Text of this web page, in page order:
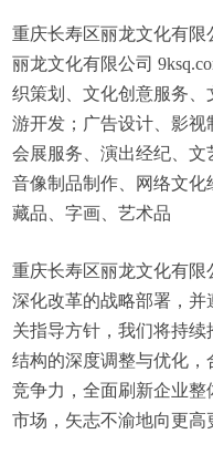
重庆长寿区丽龙文化有
丽龙文化有限公司
织策划、文化创意服务
游开发；广告设计、影视
会展服务、演出经纪、文
音像制品制作、网络文
藏品、字画、艺术品
重庆长寿区丽龙文化有
深化改革的战略部署，
关指导方针，我们将持
结构的深度调整与优化
竞争力，全面刷新企业
市场，矢志不渝地向更高